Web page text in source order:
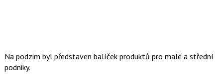
Na podzim byl představen balíček produktů pro malé a střední
podniky.